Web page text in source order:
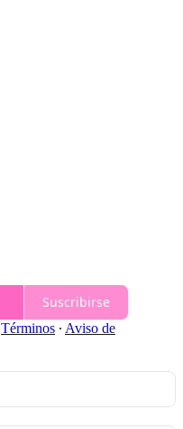
Suscribirse
Términos ∙ Aviso de